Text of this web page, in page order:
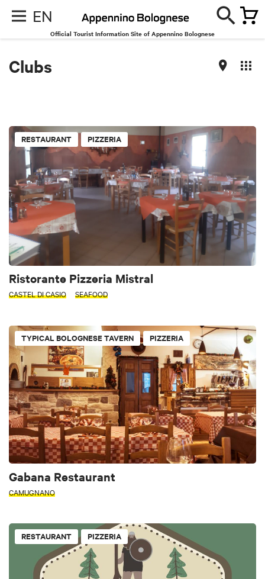
EN
Official Tourist Information Site of Appennino Bolognese
Clubs
RESTAURANT PIZZERIA
Ristorante Pizzeria Mistral
CASTEL DI CASIO SEAFOOD
TYPICAL BOLOGNESE TAVERN PIZZERIA
Gabana Restaurant
CAMUGNANO
RESTAURANT PIZZERIA